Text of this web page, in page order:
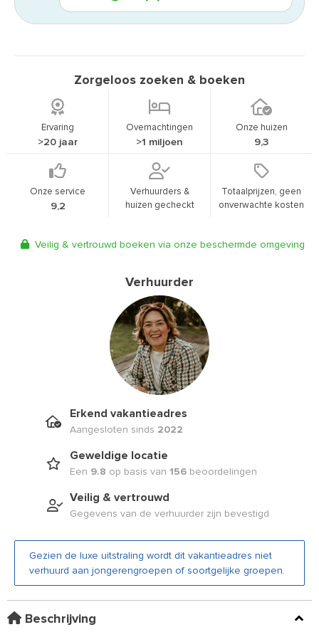
Zorgeloos zoeken & boeken
Ervaring
>20 jaar
Overnachtingen
>1 miljoen
Onze huizen
9,3
Onze service
9,2
Verhuurders &
huizen gecheckt
Totaalprijzen, geen
onverwachte kosten
Veilig & vertrouwd boeken via onze beschermde omgeving
Verhuurder
Erkend vakantieadres
Aangesloten sinds 2022
Geweldige locatie
Een 9.8 op basis van 156 beoordelingen
Veilig & vertrouwd
Gegevens van de verhuurder zijn bevestigd
Gezien de luxe uitstraling wordt dit vakantieadres niet
verhuurd aan jongerengroepen of soortgelijke groepen.
Beschrijving